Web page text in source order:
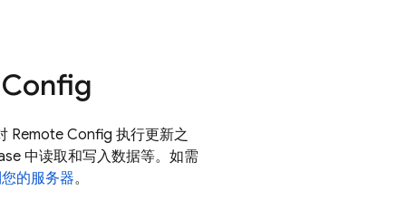
Remote Config 执行更新之
中读取和写入数据等。如需
的服务器。